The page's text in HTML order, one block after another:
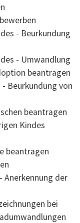
- Beurkundung
- Umwandlung
beantragen
Beurkundung von
beantragen
Kindes
beantragen
Anerkennung der
bei